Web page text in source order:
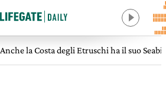
Anche la Costa degli Etruschi ha il suo